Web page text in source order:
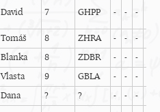
David 7 GHPP - - -
Tomáš 8 ZHRA - - -
Blanka 8 ZDBR - - -
Vlasta 9 GBLA - - -
Dana ? ? - - -